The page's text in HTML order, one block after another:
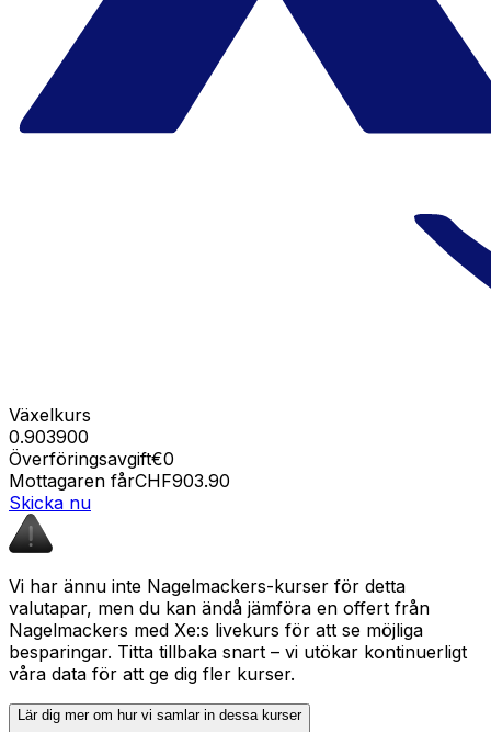
Växelkurs
0.903900
Överföringsavgift€0
Mottagaren fårCHF903.90
Skicka nu
Vi har ännu inte Nagelmackers-kurser för detta
valutapar, men du kan ändå jämföra en offert från
Nagelmackers med Xe:s livekurs för att se möjliga
besparingar. Titta tillbaka snart – vi utökar kontinuerligt
våra data för att ge dig fler kurser.
Lär dig mer om hur vi samlar in dessa kurser